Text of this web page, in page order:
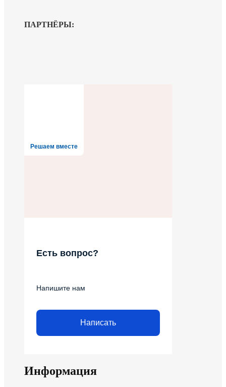
ПАРТНЁРЫ:
Решаем вместе
Есть вопрос?
Напишите нам
Написать
Информация